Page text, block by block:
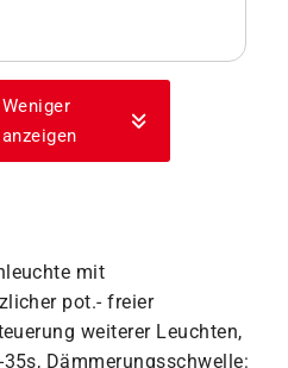
Weniger
anzeigen
mit
pot.- freier
weiterer Leuchten,
Dämmerungsschwelle: